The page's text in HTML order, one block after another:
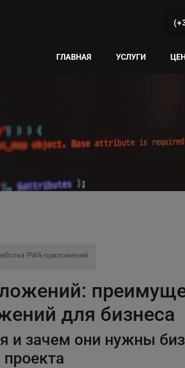
ГЛАВНАЯ УСЛУГИ
PWA-приложений
для бизнеса
и зачем они нужны